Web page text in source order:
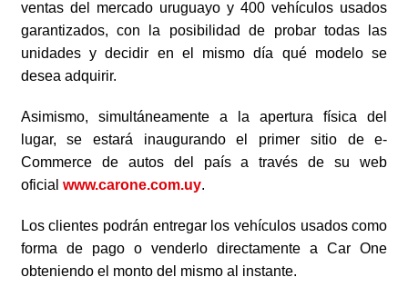
ventas del mercado uruguayo y 400 vehículos usados
garantizados, con la posibilidad de probar todas las
unidades y decidir en el mismo día qué modelo se
desea adquirir.
Asimismo, simultáneamente a la apertura física del
lugar, se estará inaugurando el primer sitio de e-
Commerce de autos del país a través de su web
oficial www.carone.com.uy.
Los clientes podrán entregar los vehículos usados como
forma de pago o venderlo directamente a Car One
obteniendo el monto del mismo al instante.